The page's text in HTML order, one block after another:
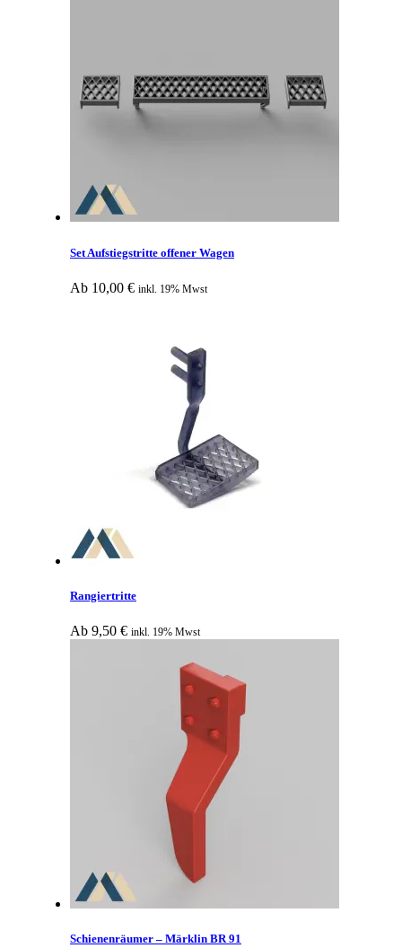
Set Aufstiegstritte offener Wagen
Ab 10,00 € inkl. 19% Mwst
Rangiertritte
Ab 9,50 € inkl. 19% Mwst
Schienenräumer – Märklin BR 91